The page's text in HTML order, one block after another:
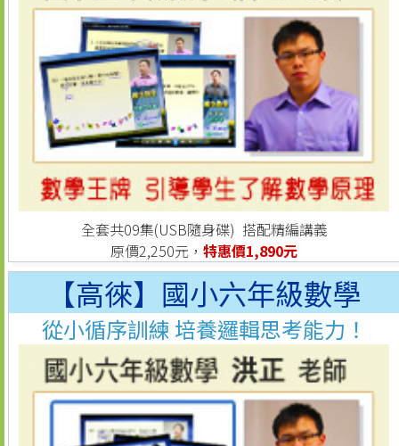
全套共09集(USB隨身碟) 搭配精編講義
原價2,250元，特惠價1,890元
【高徠】國小六年級數學
從小循序訓練 培養邏輯思考能力！